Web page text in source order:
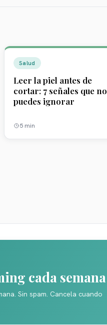
Salud
Leer la piel antes de
cortar: 7 señales que no
puedes ignorar
5min
cada semana
Sin spam. Cancela cuando